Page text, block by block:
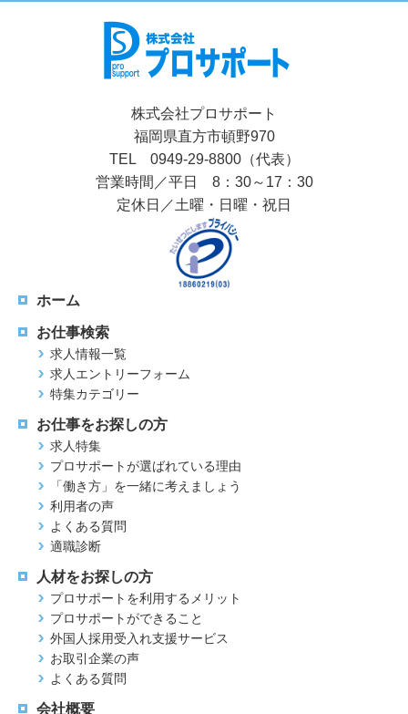
株式会社プロサポート
福岡県直方市頓野970
TEL 0949-29-8800（代表）
営業時間／平日 8：30～17：30
定休日／土曜・日曜・祝日
ホーム
お仕事検索
求人情報一覧
求人エントリーフォーム
特集カテゴリー
お仕事をお探しの方
求人特集
プロサポートが選ばれている理由
「働き方」を一緒に考えましょう
利用者の声
よくある質問
適職診断
人材をお探しの方
プロサポートを利用するメリット
プロサポートができること
外国人採用受入れ支援サービス
お取引企業の声
よくある質問
会社概要